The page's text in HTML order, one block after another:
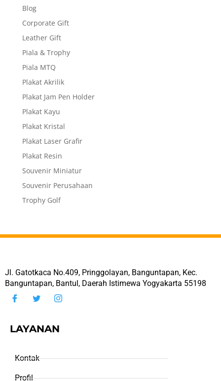
Blog
Corporate Gift
Leather Gift
Piala & Trophy
Piala MTQ
Plakat Akrilik
Plakat Jam Pen Holder
Plakat Kayu
Plakat Kristal
Plakat Laser Grafir
Plakat Resin
Souvenir Miniatur
Souvenir Perusahaan
Trophy Golf
Jl. Gatotkaca No.409, Pringgolayan, Banguntapan, Kec.
Banguntapan, Bantul, Daerah Istimewa Yogyakarta 55198
LAYANAN
Kontak
Profil